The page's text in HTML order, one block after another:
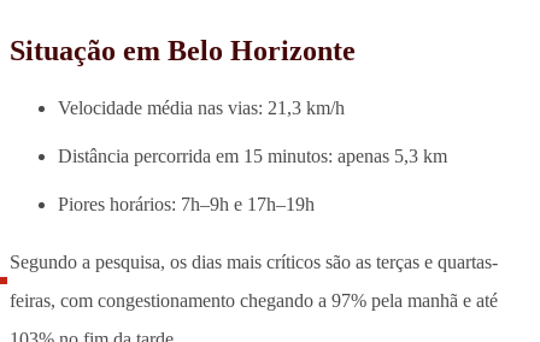
Situação em Belo Horizonte
Velocidade média nas vias: 21,3 km/h
Distância percorrida em 15 minutos: apenas 5,3 km
Piores horários: 7h–9h e 17h–19h
Segundo a pesquisa, os dias mais críticos são as terças e quartas-
feiras, com congestionamento chegando a 97% pela manhã e até